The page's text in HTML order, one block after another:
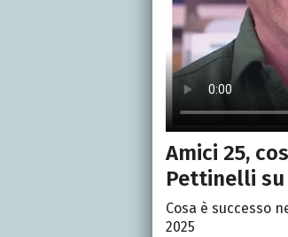
Amici 25,
Pettinelli su
Cosa è successo
2025